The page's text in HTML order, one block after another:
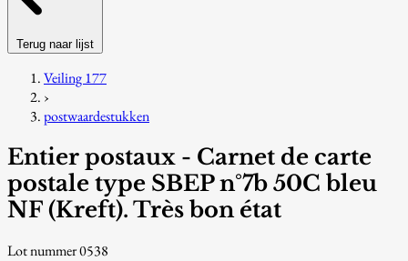
Terug naar lijst
Veiling 177
›
postwaardestukken
Entier postaux - Carnet de carte
postale type SBEP n°7b 50C bleu
NF (Kreft). Très bon état
Lot nummer 0538